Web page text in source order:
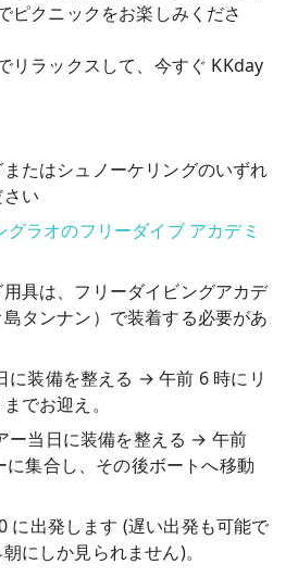
ピクニックをお楽しみくださ
リラックスして、今すぐ KKday
たはシュノーケリングのいずれ
い
グラオのフリーダイブ アカデミ
具は、フリーダイビングアカデ
タンナン）で装着する必要があ
に装備を整える → 午前 6 時にリ
でお迎え。
ー当日に装備を整える → 午前
に集合し、その後ボートへ移動
に出発します (遅い出発も可能で
にしか見られません)。